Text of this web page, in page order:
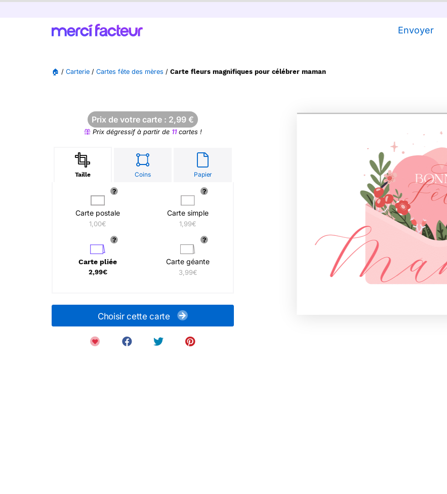
Envoyer
🏠 / Carterie / Cartes fête des mères / Carte fleurs magnifiques pour célébrer maman
Prix de votre carte : 2,99 €
Prix dégressif à partir de 11cartes !
Taille Coins Papier
Carte postale
1,00€
Carte simple
1,99€
Carte pliée
2,99€
Carte géante
3,99€
Choisir cette carte